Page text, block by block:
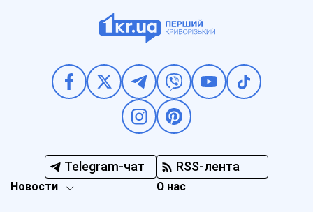
Telegram-чат RSS-лента
Новости О нас